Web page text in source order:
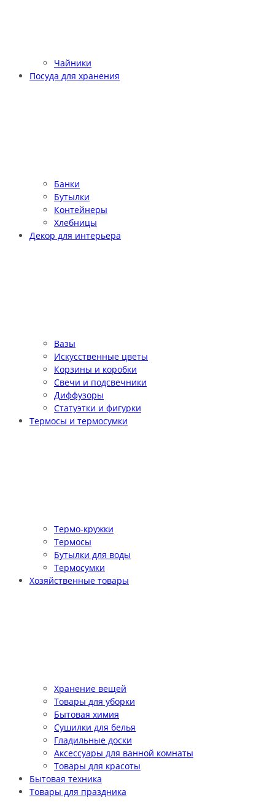
Чайники
Посуда для хранения
Банки
Бутылки
Контейнеры
Хлебницы
Декор для интерьера
Вазы
Искусственные цветы
Корзины и коробки
Свечи и подсвечники
Диффузоры
Статуэтки и фигурки
Термосы и термосумки
Термо-кружки
Термосы
Бутылки для воды
Термосумки
Хозяйственные товары
Хранение вещей
Товары для уборки
Бытовая химия
Сушилки для белья
Гладильные доски
Аксессуары для ванной комнаты
Товары для красоты
Бытовая техника
Товары для праздника